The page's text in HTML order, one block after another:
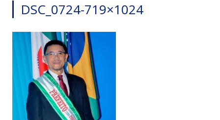
DSC_0724-719×1024